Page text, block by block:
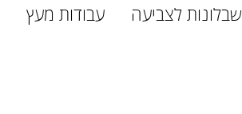
שבלונות לצביעה עבודות מעץ